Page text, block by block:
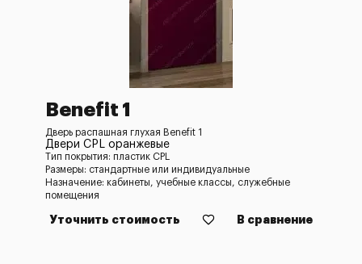
Benefit 1
Дверь распашная глухая Benefit 1
Двери CPL оранжевые
Тип покрытия: пластик CPL
Размеры: стандартные или индивидуальные
Назначение: кабинеты, учебные классы, служебные
помещения
Уточнить стоимость В сравнение